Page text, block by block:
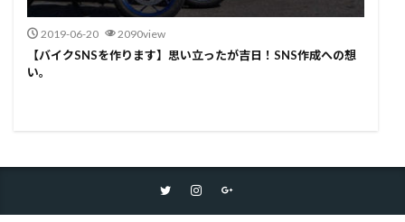
2019-06-20 2090view
【バイクSNSを作ります】思い立ったが吉日！SNS作成への想
い。